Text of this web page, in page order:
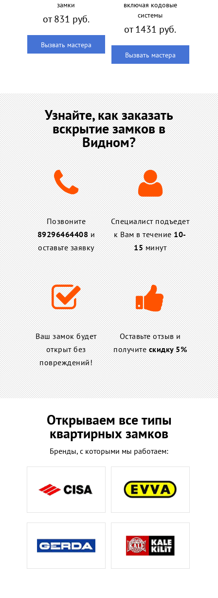
замки
от 831 руб.
Вызвать мастера
включая кодовые
системы
от 1431 руб.
Вызвать мастера
Узнайте, как заказать
вскрытие замков в
Видном?
Позвоните
89296464408 и
оставьте заявку
Специалист подъедет
к Вам в течение10-
15минут
Ваш замок будет
открыт без
повреждений!
Оставьте отзыв и
получитескидку 5%
Открываем все типы
квартирных замков
Бренды, с которыми мы работаем: